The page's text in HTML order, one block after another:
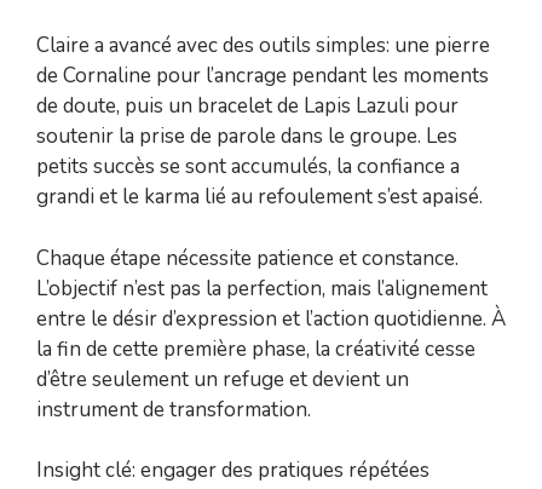
Claire a avancé avec des outils simples: une pierre
de Cornaline pour l’ancrage pendant les moments
de doute, puis un bracelet de Lapis Lazuli pour
soutenir la prise de parole dans le groupe. Les
petits succès se sont accumulés, la confiance a
grandi et le karma lié au refoulement s’est apaisé.
Chaque étape nécessite patience et constance.
L’objectif n’est pas la perfection, mais l’alignement
entre le désir d’expression et l’action quotidienne. À
la fin de cette première phase, la créativité cesse
d’être seulement un refuge et devient un
instrument de transformation.
Insight clé: engager des pratiques répétées